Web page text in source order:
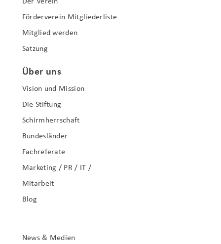
Förderverein Mitgliederliste
Mitglied werden
Satzung
Über uns
Vision und Mission
Die Stiftung
Schirmherrschaft
Bundesländer
Fachreferate
Marketing / PR / IT /
Mitarbeit
Blog
News & Medien